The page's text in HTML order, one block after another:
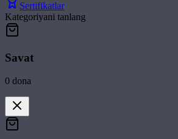
Sertifikatlar
Kategoriyani tanlang
Savat
0 dona